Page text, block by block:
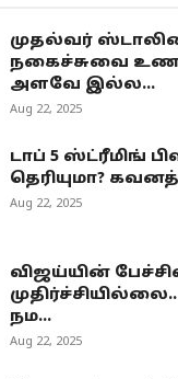
முதல்வர்
நகைச்சுவை
அளவே இல்ல...
Aug 22, 2025
டாப் 5 ஸ்ட்ரீமிங்
தெரியுமா?
Aug 22, 2025
விஜய்யின்
நம...
Aug 22, 2025